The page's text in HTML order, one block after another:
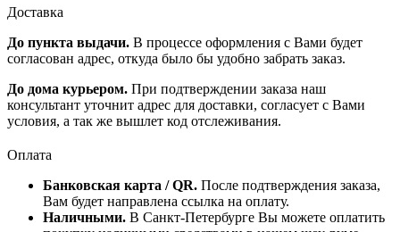
Доставка
До пункта выдачи. В процессе оформления с Вами будет
согласован адрес, откуда было бы удобно забрать заказ.
До дома курьером. При подтверждении заказа наш
консультант уточнит адрес для доставки, согласует с Вами
условия, а так же вышлет код отслеживания.
Оплата
Банковская карта / QR. После подтверждения заказа,
Вам будет направлена ссылка на оплату.
Наличными. В Санкт-Петербурге Вы можете оплатить